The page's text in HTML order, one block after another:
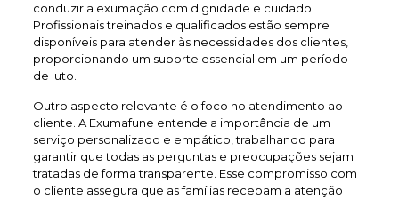
conduzir a exumação com dignidade e cuidado.
Profissionais treinados e qualificados estão sempre
disponíveis para atender às necessidades dos clientes,
proporcionando um suporte essencial em um período
de luto.
Outro aspecto relevante é o foco no atendimento ao
cliente. A Exumafune entende a importância de um
serviço personalizado e empático, trabalhando para
garantir que todas as perguntas e preocupações sejam
tratadas de forma transparente. Esse compromisso com
o cliente assegura que as famílias recebam a atenção